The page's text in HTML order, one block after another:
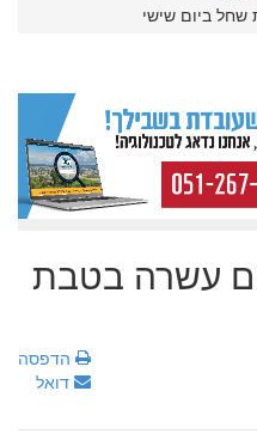
ביום שישי
עשרה בטבת
הדפסה
דואל